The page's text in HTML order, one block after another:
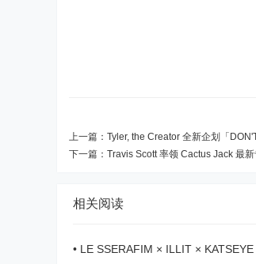
上一篇： Tyler, the Creator 全新企划「
下一篇： Travis Scott 率领 Cactus Jack 最
相关阅读
• LE SSERAFIM × ILLIT ×